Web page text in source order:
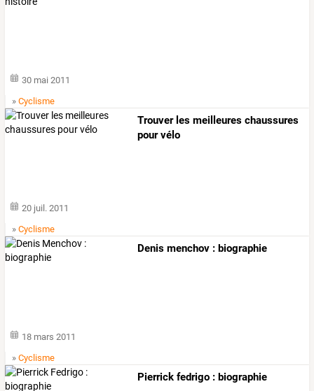
30 mai 2011
»Cyclisme
Trouver les meilleures chaussures
pour vélo
20 juil. 2011
»Cyclisme
Denis menchov : biographie
18 mars 2011
»Cyclisme
Pierrick fedrigo : biographie